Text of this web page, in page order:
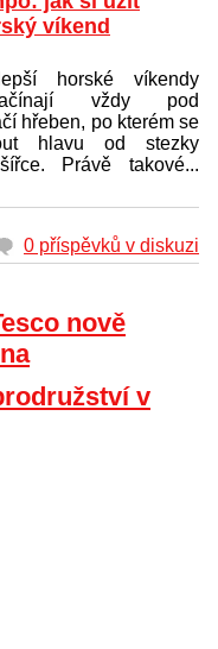
víkend
horské víkendy
vždy pod
hřeben, po kterém se
hlavu od stezky
Právě takové...
0 příspěvků v diskuzi
nově
v